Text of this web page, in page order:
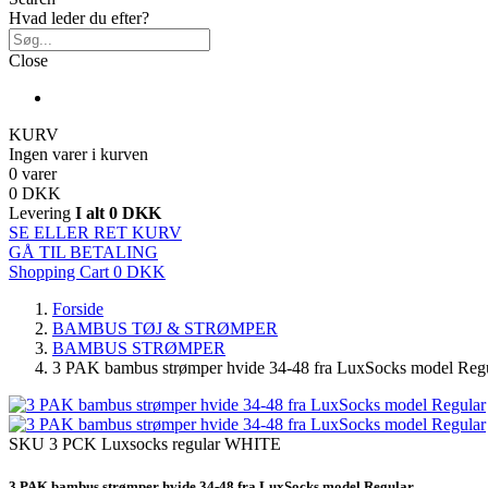
Hvad leder du efter?
Close
KURV
Ingen varer i kurven
0 varer
0 DKK
Levering I alt 0 DKK
SE ELLER RET KURV
GÅ TIL BETALING
Shopping Cart 0 DKK
Forside
BAMBUS TØJ & STRØMPER
BAMBUS STRØMPER
3 PAK bambus strømper hvide 34-48 fra LuxSocks model
SKU 3 PCK Luxsocks regular WHITE